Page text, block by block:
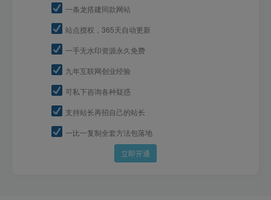
一条龙搭建同款网站
站点授权，365天自动更新
一手无水印资源永久免费
九年互联网创业经验
可私下咨询各种疑惑
支持站长再招自己的站长
一比一复制全套方法包落地
立即开通